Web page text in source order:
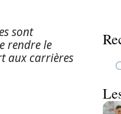
sont
rendre le
aux carrières